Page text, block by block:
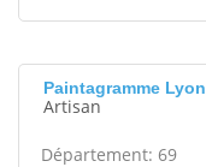
Paintagramme Lyon
Artisan
Département: 69